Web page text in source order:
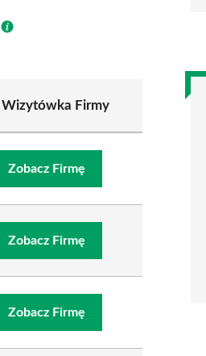
Wizytówka Firmy
Zobacz Firmę
Zobacz Firmę
Zobacz Firmę